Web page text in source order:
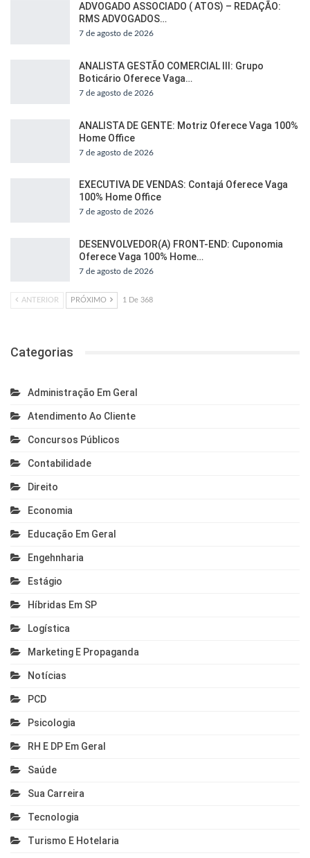
ADVOGADO ASSOCIADO ( ATOS) – REDAÇÃO:
RMS ADVOGADOS…
7 de agosto de 2026
ANALISTA GESTÃO COMERCIAL III: Grupo
Boticário Oferece Vaga…
7 de agosto de 2026
ANALISTA DE GENTE: Motriz Oferece Vaga 100%
Home Office
7 de agosto de 2026
EXECUTIVA DE VENDAS: Contajá Oferece Vaga
100% Home Office
7 de agosto de 2026
DESENVOLVEDOR(A) FRONT-END: Cuponomia
Oferece Vaga 100% Home…
7 de agosto de 2026
ANTERIOR PRÓXIMO 1 De 368
Categorias
Administração Em Geral
Atendimento Ao Cliente
Concursos Públicos
Contabilidade
Direito
Economia
Educação Em Geral
Engehnharia
Estágio
Híbridas Em SP
Logística
Marketing E Propaganda
Notícias
PCD
Psicologia
RH E DP Em Geral
Saúde
Sua Carreira
Tecnologia
Turismo E Hotelaria